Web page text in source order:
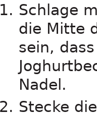
Schlage
die Mitte
sein,
Nadel.
Stecke